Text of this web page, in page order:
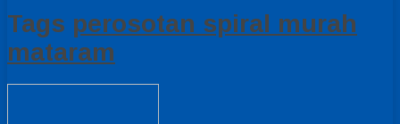
Tags perosotan spiral murah
mataram